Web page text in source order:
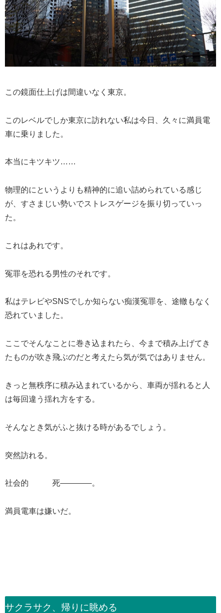
この鏡面仕上げは間違いなく東京。
このレベルでしか東京に訪れない私は今日、久々に満員電
車に乗りました。
本当にキツキツ……
物理的にというよりも精神的に追い詰められている感じ
が、すさまじい勢いでストレスゲージを振り切っていっ
た。
これはあれです。
冤罪を恐れる男性のそれです。
私はテレビやSNSでしか知らない痴漢冤罪を、途轍もなく
恐れていました。
ここでそんなことに巻き込まれたら、今まで積み上げてき
たものが吹き飛ぶのだと考えたら気が気ではありません。
きっと無秩序に積み込まれているから、車両が揺れると人
は毎回違う揺れ方をする。
そんなとき気がふと抜ける時があるでしょう。
突然訪れる。
社会的 死――――。
満員電車は嫌いだ。
サクラサク、帰りに眺める